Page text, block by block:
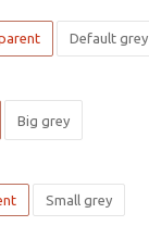
Default grey
Big grey
Small grey